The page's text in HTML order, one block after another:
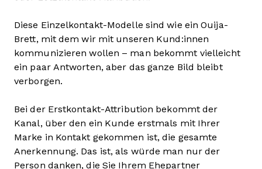
Diese Einzelkontakt-Modelle sind wie ein Ouija-
Brett, mit dem wir mit unseren Kund:innen
kommunizieren wollen – man bekommt vielleicht
ein paar Antworten, aber das ganze Bild bleibt
verborgen.
Bei der Erstkontakt-Attribution bekommt der
Kanal, über den ein Kunde erstmals mit Ihrer
Marke in Kontakt gekommen ist, die gesamte
Anerkennung. Das ist, als würde man nur der
Person danken, die Sie Ihrem Ehepartner